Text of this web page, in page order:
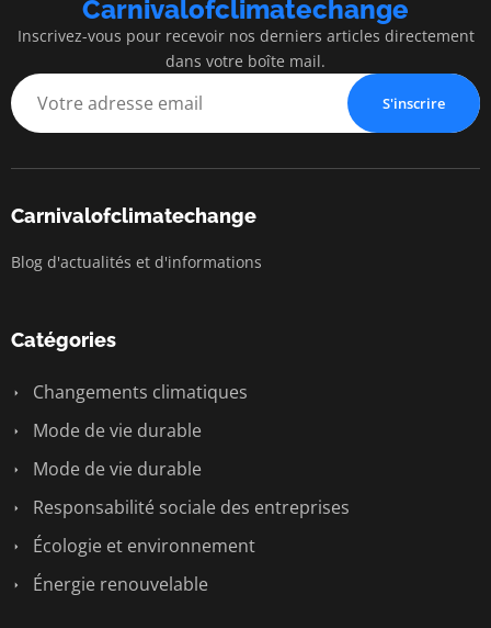
Carnivalofclimatechange
Inscrivez-vous pour recevoir nos derniers articles directement
dans votre boîte mail.
S'inscrire
Carnivalofclimatechange
Blog d'actualités et d'informations
Catégories
Changements climatiques
Mode de vie durable
Mode de vie durable
Responsabilité sociale des entreprises
Écologie et environnement
Énergie renouvelable